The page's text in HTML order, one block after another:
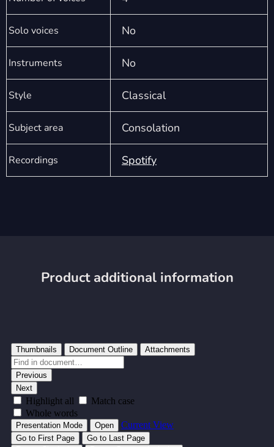
Solo voices No
Instruments No
Style Classical
Subject area Consolation
Recordings Spotify
Product additional information